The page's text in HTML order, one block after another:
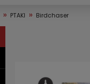
» PTAKI » Birdchaser